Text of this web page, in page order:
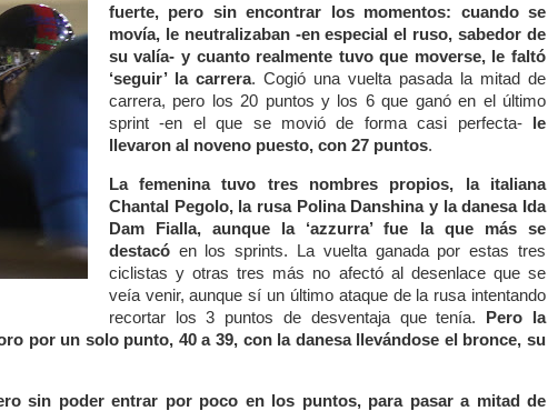
fuerte, pero sin encontrar los momentos: cuando se
movía, le neutralizaban -en especial el ruso, sabedor de
su valía- y cuanto realmente tuvo que moverse, le faltó
‘seguir’ la carrera. Cogió una vuelta pasada la mitad de
carrera, pero los 20 puntos y los 6 que ganó en el último
sprint -en el que se movió de forma casi perfecta-
le
llevaron al noveno puesto, con 27 puntos.
La femenina tuvo tres nombres propios, la italiana
Chantal Pegolo, la rusa Polina Danshina y la danesa Ida
Dam Fialla, aunque la ‘azzurra’ fue la que más se
destacóen los sprints. La vuelta ganada por estas tres
ciclistas y otras tres más no afectó al desenlace que se
veía venir, aunque sí un último ataque de la rusa intentando
recortar los 3 puntos de desventaja que tenía.
Pero la
por un solo punto, 40 a 39, con la danesa llevándose el bronce, su
sin poder entrar por poco en los puntos, para pasar a mitad de